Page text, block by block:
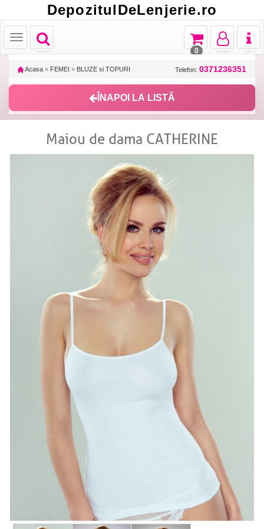
DepozitulDeLenjerie.ro
Toggle
navigation
Toggle
Toggle
navigation
Toggle
navigation
Toggle
navigation
0
Acasa » FEMEI » BLUZE si TOPURI Telefon: 0371236351
ÎNAPOI LA LISTĂ
Maiou de dama CATHERINE